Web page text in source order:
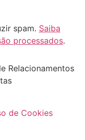
spam. Saiba
processados.
Relacionamentos
de Cookies